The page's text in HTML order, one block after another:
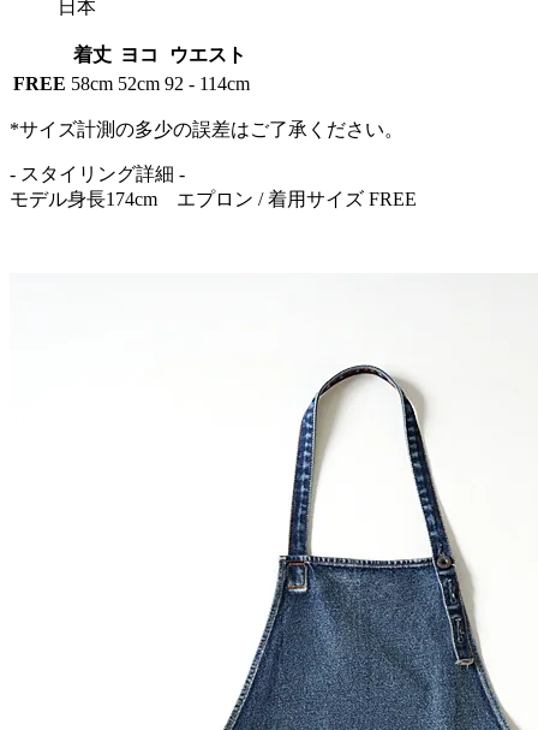
日本
着丈 ヨコ
ウエスト
FREE 58cm 52cm 92 - 114cm
*サイズ計測の多少の誤差はご了承ください。
- スタイリング詳細 -
モデル身長174cm エプロン / 着用サイズ FREE